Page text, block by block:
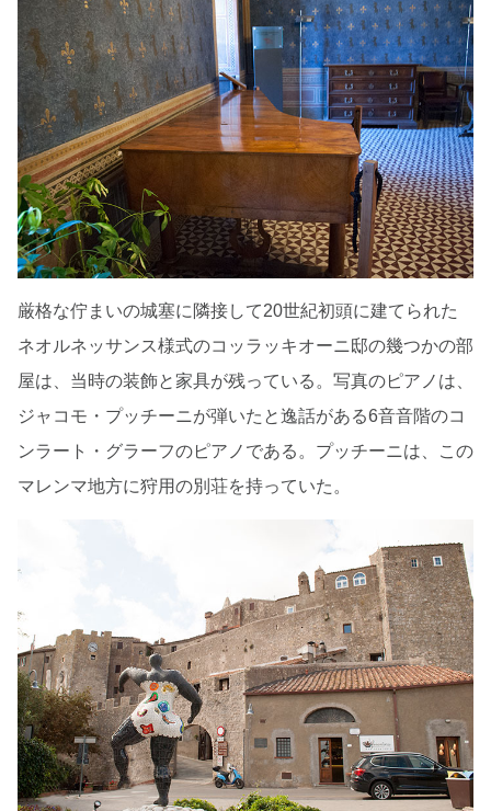
厳格な佇まいの城塞に隣接して20世紀初頭に建てられた
ネオルネッサンス様式のコッラッキオーニ邸の幾つかの部
屋は、当時の装飾と家具が残っている。写真のピアノは、
ジャコモ・プッチーニが弾いたと逸話がある6音音階のコ
ンラート・グラーフのピアノである。プッチーニは、この
マレンマ地方に狩用の別荘を持っていた。